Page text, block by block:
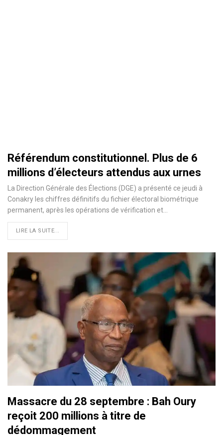
Référendum constitutionnel. Plus de 6
millions d’électeurs attendus aux urnes
La Direction Générale des Élections (DGE) a présenté ce jeudi à
Conakry les chiffres définitifs du fichier électoral biométrique
permanent, après les opérations de vérification et…
LIRE LA SUITE...
Massacre du 28 septembre : Bah Oury
reçoit 200 millions à titre de
dédommagement